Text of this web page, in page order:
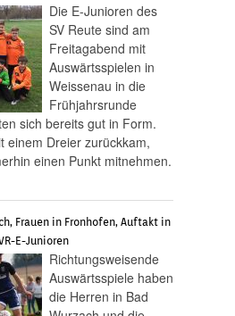
Die E-Junioren des
SV Reute sind am
Freitagabend mit
Auswärtsspielen in
Weissenau in die
Frühjahrsrunde
sich bereits gut in Form.
einem Dreier zurückkam,
einen Punkt mitnehmen.
Frauen in Fronhofen, Auftakt in
E-Junioren
Richtungsweisende
Auswärtsspiele haben
die Herren in Bad